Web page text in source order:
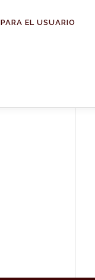
PARA EL USUARIO